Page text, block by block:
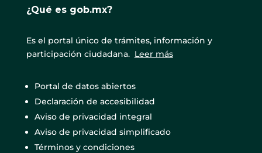
¿Qué es gob.mx?
Es el portal único de trámites, información y
participación ciudadana. Leer más
Portal de datos abiertos
Declaración de accesibilidad
Aviso de privacidad integral
Aviso de privacidad simplificado
Términos y condiciones